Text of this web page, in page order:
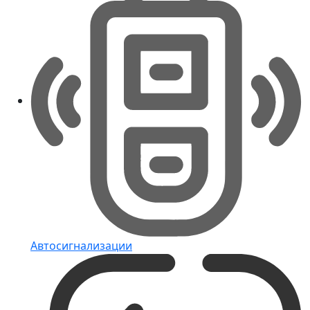
Автосигнализации